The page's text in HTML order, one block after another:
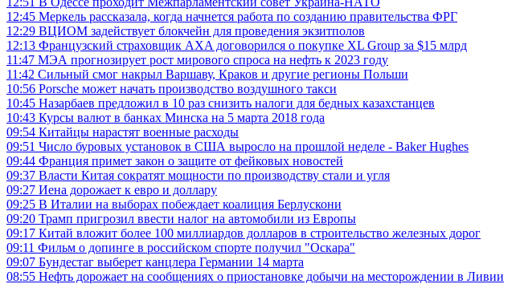
12:45 Меркель рассказала, когда начнется работа по созданию правительства ФРГ
12:29 ВЦИОМ задействует блокчейн для проведения экзитполов
12:13 Французский страховщик AXA договорился о покупке XL Group за $15 млрд
11:47 МЭА прогнозирует рост мирового спроса на нефть к 2023 году
11:42 Сильный смог накрыл Варшаву, Краков и другие регионы Польши
10:56 Porsche может начать производство воздушного такси
10:45 Назарбаев предложил в 10 раз снизить налоги для бедных казахстанцев
10:43 Курсы валют в банках Минска на 5 марта 2018 года
09:54 Китайцы нарастят военные расходы
09:51 Число буровых установок в США выросло на прошлой неделе - Baker Hughes
09:44 Франция примет закон о защите от фейковых новостей
09:37 Власти Китая сократят мощности по производству стали и угля
09:27 Иена дорожает к евро и доллару
09:25 В Италии на выборах побеждает коалиция Берлускони
09:20 Трамп пригрозил ввести налог на автомобили из Европы
09:17 Китай вложит более 100 миллиардов долларов в строительство железных дорог
09:11 Фильм о допинге в российском спорте получил "Оскара"
09:07 Бундестаг выберет канцлера Германии 14 марта
08:55 Нефть дорожает на сообщениях о приостановке добычи на месторождении в Ливии